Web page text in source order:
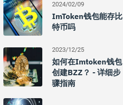
2024/02/09
ImToken钱包能存比
特币吗
2023/12/25
如何在imtoken钱包
创建BZZ？ - 详细步
骤指南